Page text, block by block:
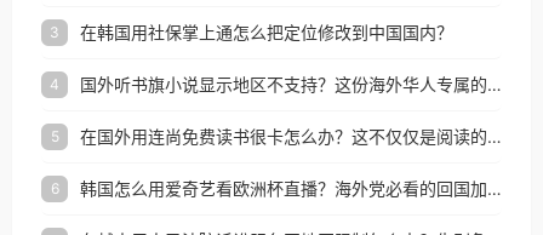
3 在韩国用社保掌上通怎么把定位修改到中国国内？
4 国外听书旗小说显示地区不支持？这份海外华人专属的国内内容解锁指南请收好
5 在国外用连尚免费读书很卡怎么办？这不仅仅是阅读的烦恼
6 韩国怎么用爱奇艺看欧洲杯直播？海外党必看的回国加速全攻略